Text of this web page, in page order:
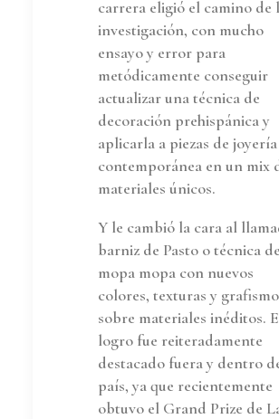
carrera eligió el camino de
investigación, con mucho
ensayo y error para
metódicamente conseguir
actualizar una técnica de
decoración prehispánica y
aplicarla a piezas de joyería
contemporánea en un mix
materiales únicos.
Y le cambió la cara al
barniz de Pasto o técnica de
mopa mopa con nuevos
colores, texturas y
sobre materiales inéditos.
logro fue reiteradamente
destacado fuera y dentro
país, ya que recientemente
obtuvo el Grand Prize de